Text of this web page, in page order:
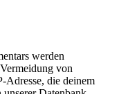
werden
von
Adresse, die deinem